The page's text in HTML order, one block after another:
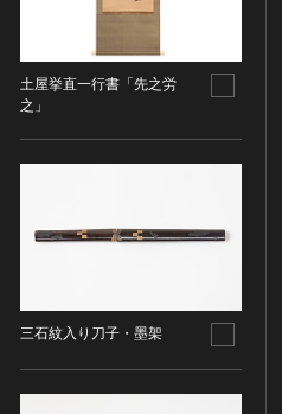
文化遺産データベース
国指定文化財等データベース
土屋挙直一行書「先之労
之」
三石紋入り刀子・墨架
弥生 [日本]
飛鳥 [日本]
平安 [日本]
室町 [日本]
江戸 [日本]
明治 [日本]
大正 [日本]
宗教建築
住居建築
絵画
水彩
素描
茨城県
所在地（市区町村）
所蔵館
指定区分
指定区分を選択